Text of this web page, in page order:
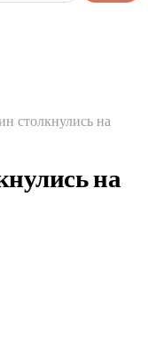
столкнулись на
на